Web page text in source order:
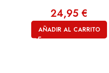
24,95 €
AÑADIR AL CARRITO